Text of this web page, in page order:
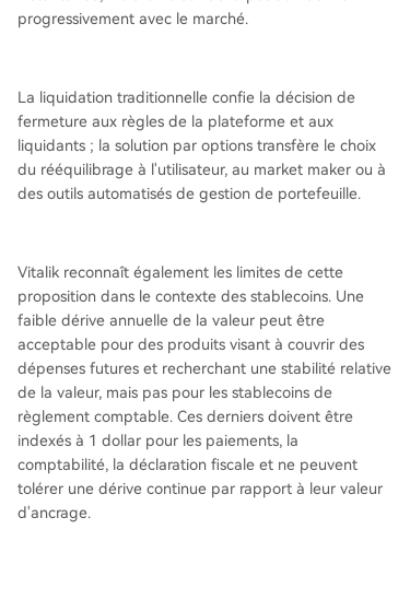
progressivement avec le marché.
La liquidation traditionnelle confie la décision de
fermeture aux règles de la plateforme et aux
liquidants ; la solution par options transfère le choix
du rééquilibrage à l'utilisateur, au market maker ou à
des outils automatisés de gestion de portefeuille.
Vitalik reconnaît également les limites de cette
proposition dans le contexte des stablecoins. Une
faible dérive annuelle de la valeur peut être
acceptable pour des produits visant à couvrir des
dépenses futures et recherchant une stabilité relative
de la valeur, mais pas pour les stablecoins de
règlement comptable. Ces derniers doivent être
indexés à 1 dollar pour les paiements, la
comptabilité, la déclaration fiscale et ne peuvent
tolérer une dérive continue par rapport à leur valeur
d'ancrage.